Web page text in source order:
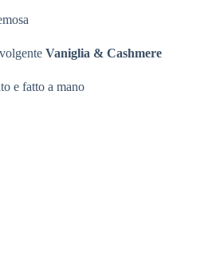
Vaniglia & Cashmere
e fatto a mano